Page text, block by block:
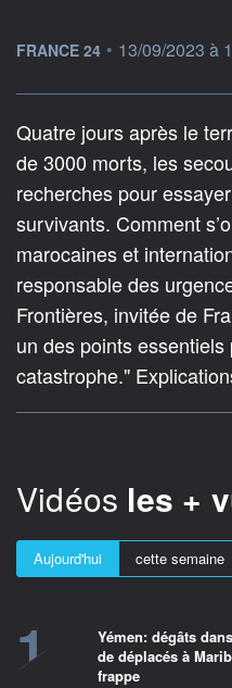
information fournie par
FRANCE 24 • 13/09/2023 à
Quatre jours après le
de 3000 morts, les
recherches pour
survivants. Comment
marocaines et
responsable des
Frontières, invitée de
un des points
catastrophe."
Vidéos les +
Aujourd'hui cette semaine
1
Yémen: dégâts
de déplacés à
frappe